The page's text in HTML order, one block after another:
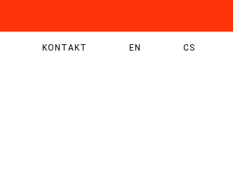
KONTAKT EN CS